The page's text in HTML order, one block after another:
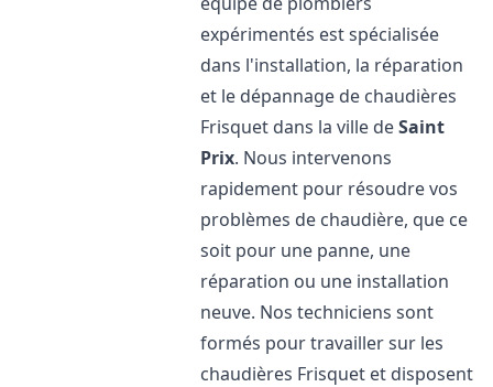
expérimentés est spécialisée
dans l'installation, la réparation
et le dépannage de chaudières
Frisquet dans la ville deSaint
Prix. Nous intervenons
rapidement pour résoudre vos
problèmes de chaudière, que ce
soit pour une panne, une
réparation ou une installation
neuve. Nos techniciens sont
formés pour travailler sur les
chaudières Frisquet et disposent